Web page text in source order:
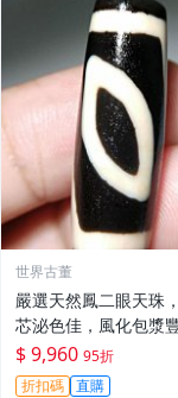
世界古董
嚴選天然鳳二眼天珠
芯泌色佳，風化包漿
工打磨精緻，適合收
黃 天然天珠
$ 9,960 95折
折扣碼 直購